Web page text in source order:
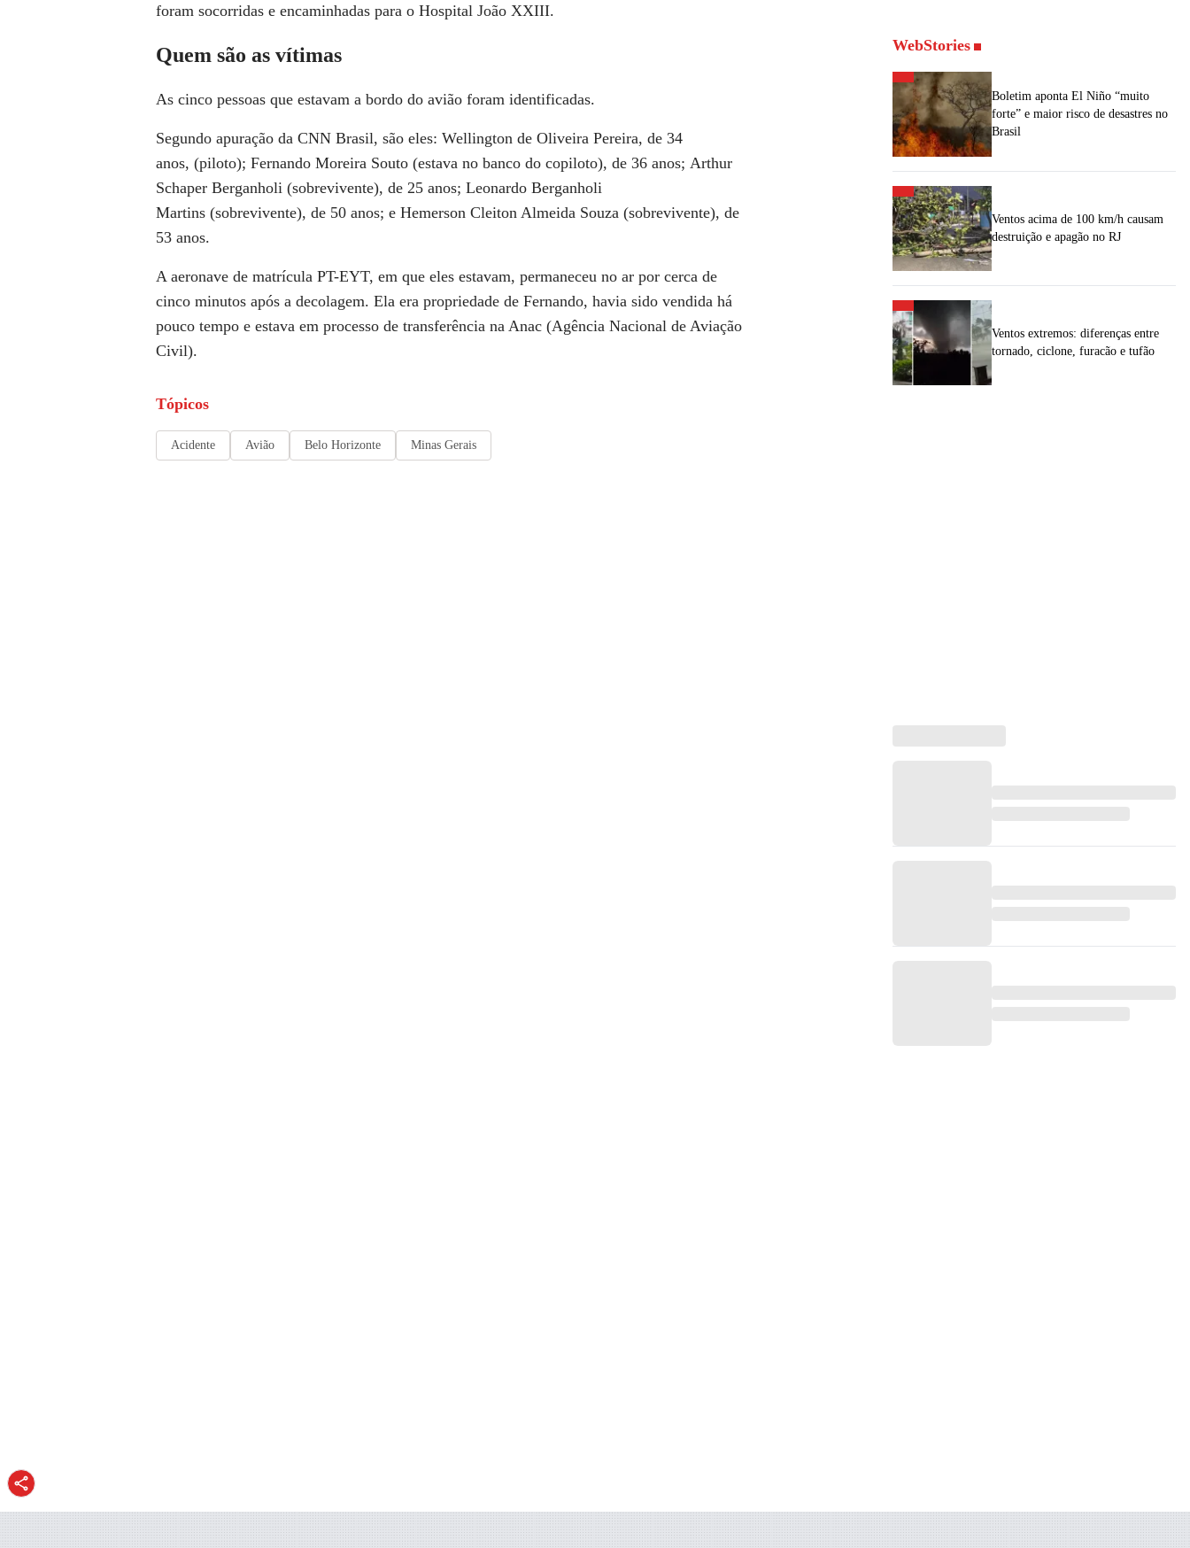
foram socorridas e encaminhadas para o Hospital João XXIII.
Quem são as vítimas
As cinco pessoas que estavam a bordo do avião foram identificadas.
Segundo apuração da CNN Brasil, são eles: Wellington de Oliveira Pereira, de 34
anos, (piloto); Fernando Moreira Souto (estava no banco do copiloto), de 36 anos; Arthur
Schaper Berganholi (sobrevivente), de 25 anos; Leonardo Berganholi
Martins (sobrevivente), de 50 anos; e Hemerson Cleiton Almeida Souza (sobrevivente), de
53 anos.
A aeronave de matrícula PT-EYT, em que eles estavam, permaneceu no ar por cerca de
cinco minutos após a decolagem. Ela era propriedade de Fernando, havia sido vendida há
pouco tempo e estava em processo de transferência na Anac (Agência Nacional de Aviação
Civil).
Tópicos
Acidente Avião Belo Horizonte Minas Gerais
WebStories
Boletim aponta El Niño “muito
forte” e maior risco de desastres no
Brasil
Ventos acima de 100 km/h causam
destruição e apagão no RJ
Ventos extremos: diferenças entre
tornado, ciclone, furacão e tufão